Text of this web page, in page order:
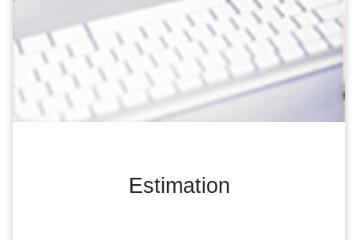
Estimation